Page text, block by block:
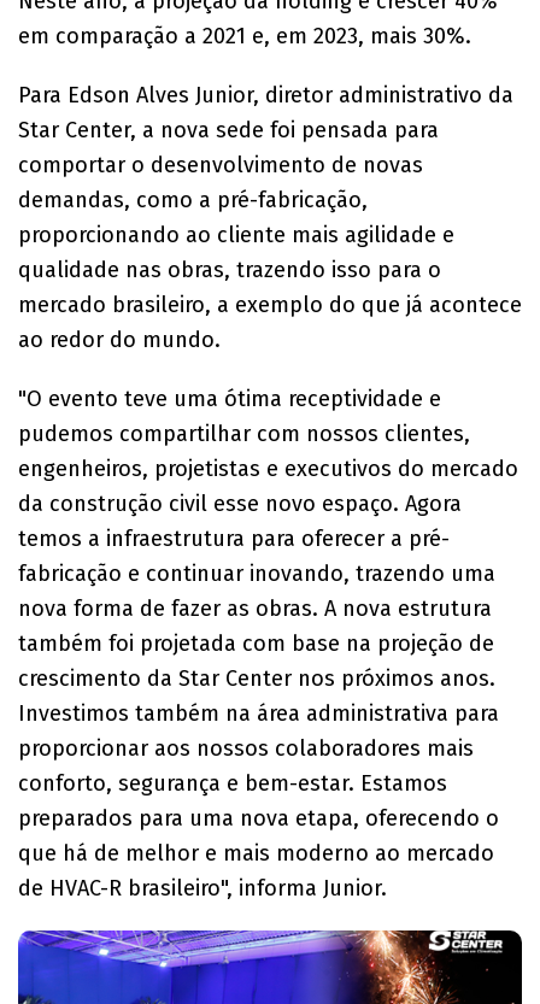
em comparação a 2021 e, em 2023, mais 30%.
Para Edson Alves Junior, diretor administrativo da
Star Center, a nova sede foi pensada para
comportar o desenvolvimento de novas
demandas, como a pré-fabricação,
proporcionando ao cliente mais agilidade e
qualidade nas obras, trazendo isso para o
mercado brasileiro, a exemplo do que já acontece
ao redor do mundo.
"O evento teve uma ótima receptividade e
pudemos compartilhar com nossos clientes,
engenheiros, projetistas e executivos do mercado
da construção civil esse novo espaço. Agora
temos a infraestrutura para oferecer a pré-
fabricação e continuar inovando, trazendo uma
nova forma de fazer as obras. A nova estrutura
também foi projetada com base na projeção de
crescimento da Star Center nos próximos anos.
Investimos também na área administrativa para
proporcionar aos nossos colaboradores mais
conforto, segurança e bem-estar. Estamos
preparados para uma nova etapa, oferecendo o
que há de melhor e mais moderno ao mercado
de HVAC-R brasileiro", informa Junior.